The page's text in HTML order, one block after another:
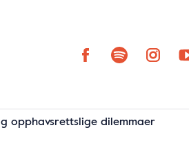
opphavsrettslige dilemmaer